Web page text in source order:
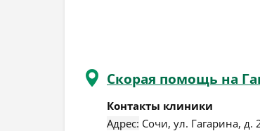
Скорая помощь на
Контакты клиники
Адрес: Сочи, ул. Гагарина, д.